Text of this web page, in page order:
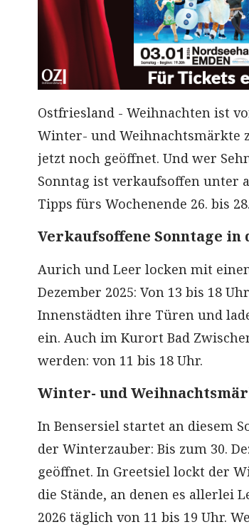
Ostfriesland - Weihnachten ist
Winter- und Weihnachtsmärkte
jetzt noch geöffnet. Und wer
Sonntag ist verkaufsoffen unter
Tipps fürs Wochenende 26. bis
Verkaufsoffene Sonntage in
Aurich und Leer locken mit
Dezember 2025: Von 13 bis 18
Innenstädten ihre Türen und
ein. Auch im Kurort Bad
werden: von 11 bis 18 Uhr.
Winter- und
In Bensersiel startet an diesem
der Winterzauber: Bis zum 30.
geöffnet. In Greetsiel lockt der
die Stände, an denen es allerlei
2026 täglich von 11 bis 19 Uhr.